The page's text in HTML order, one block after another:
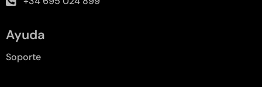
Ayuda
Soporte